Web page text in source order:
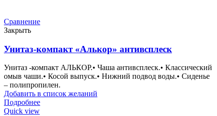
Сравнение
Закрыть
Унитаз-компакт «Алькор» антивсплеск
Унитаз -компакт АЛЬКОР.• Чаша антивсплеск.• Классический
омыв чаши.• Косой выпуск.• Нижний подвод воды.• Сиденье
– полипропилен.
Добавить в список желаний
Подробнее
Quick view